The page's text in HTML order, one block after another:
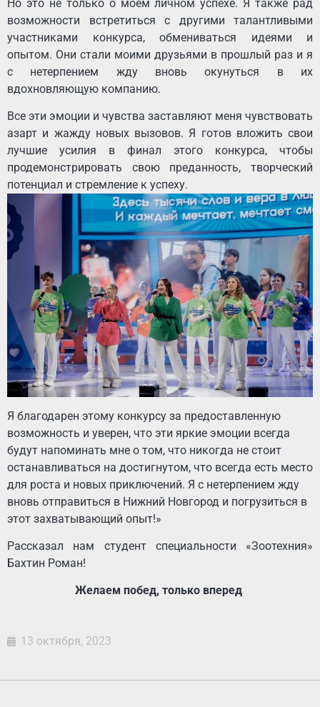
Но это не только о моем личном успехе. Я также рад
возможности встретиться с другими талантливыми
участниками конкурса, обмениваться идеями и
опытом. Они стали моими друзьями в прошлый раз и я
с нетерпением жду вновь окунуться в их
вдохновляющую компанию.
Все эти эмоции и чувства заставляют меня чувствовать
азарт и жажду новых вызовов. Я готов вложить свои
лучшие усилия в финал этого конкурса, чтобы
продемонстрировать свою преданность, творческий
потенциал и стремление к успеху.
Я благодарен этому конкурсу за предоставленную
возможность и уверен, что эти яркие эмоции всегда
будут напоминать мне о том, что никогда не стоит
останавливаться на достигнутом, что всегда есть место
для роста и новых приключений. Я с нетерпением жду
вновь отправиться в Нижний Новгород и погрузиться в
этот захватывающий опыт!»
Рассказал нам студент специальности «Зоотехния»
Бахтин Роман!
Желаем побед, только вперед
13 октября, 2023